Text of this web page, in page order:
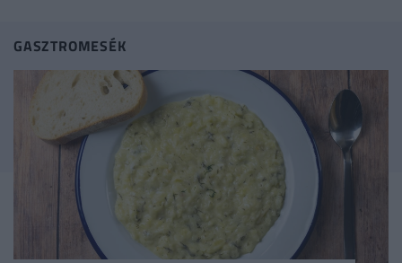
GASZTROMESÉK